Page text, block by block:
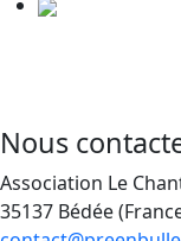
Nous
Association Le
35137 Bédée